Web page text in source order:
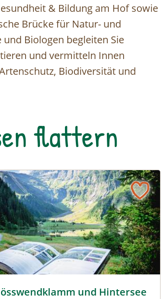
& Bildung am Hof sowie
Brücke für Natur- und
Biologen begleiten Sie
und vermitteln Innen
Biodiversität und
flattern
und Hintersee